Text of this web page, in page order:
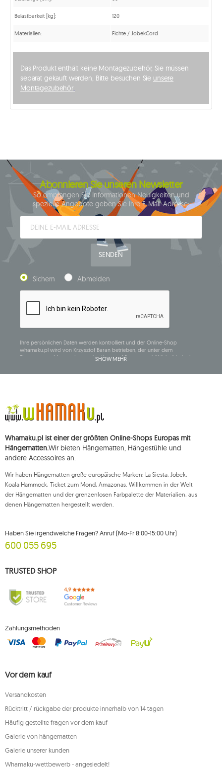
Belastbarkeit [kg]: 120
Materialien: Fichte / JobekCord
Das Produkt enthält keine Montagezubehör, Sie müssen
separat gekauft werden, Bitte besuchen Sie unsere
Montagezubehör.
Abonnieren Sie unseren Newsletter
So empfangen Sie Informationen Neuigkeiten und
spezielle Angebote geben Sie Ihre E-Mail-Adresse:
SENDEN
Sichern Abmelden
Ihre persönlichen Daten werden kontrolliert und der Online-Shop
whamaku.pl wird von Krzysztof Baran betrieben, der unter dem
Firmennamen Mouton Interactive Krzysztof Baran geschäftlich tätig ist, in
verarbeitet und bis zu Ihrer Abmeldung gespeichert.
Sie haben das Recht, auf die Verarbeitung Ihrer personenbezogenen Daten
zuzugreifen, diese zu korrigieren, zu löschen, deren Verarbeitung zu
einer zuständigen Aufsichtsbehörde eine Beschwerde über die
Verarbeitung dieser Daten einzureichen und zu erheben Ihre Einwilligung
zur Verarbeitung Ihrer personenbezogenen Daten kann jederzeit
widerrufen werden, wobei ein solcher Widerruf die Rechtmäßigkeit der
genannten Rechte auszuüben, wenden Sie sich bitte per E-Mail oder per
Brief an die registrierte Adresse an die Kundendienstabteilung von Mouton
Interactive.
Weitere Informationen finden Sie unter:
SHOW MEHR
Whamaku.pl ist einer der größten Online-Shops Europas mit
Hängematten.Wir bieten Hängematten, Hängestühle und
andere Accessoires an.
Wir haben Hängematten große europäische Marken: La Siesta, Jobek,
Koala Hammock, Ticket zum Mond, Amazonas. Willkommen in der Welt
der Hängematten und der grenzenlosen Farbpalette der Materialien, aus
denen Hängematten hergestellt werden.
Haben Sie irgendwelche Fragen? Anruf (Mo-Fr 8:00-15:00 Uhr)
600 055 695
TRUSTED SHOP
Zahlungsmethoden
Vor dem kauf
Versandkosten
Rücktritt / rückgabe der produkte innerhalb von 14 tagen
Häufig gestellte fragen vor dem kauf
Galerie von hängematten
Galerie unserer kunden
Whamaku-wettbewerb - angesiedelt!